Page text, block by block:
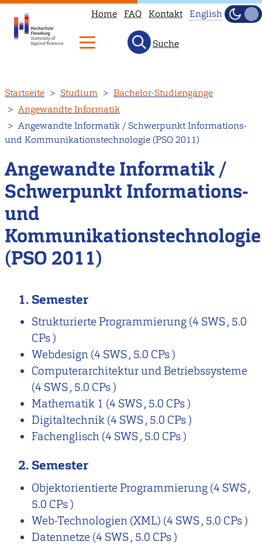
zum
Inhalt
Home FAQ Kontakt
not
in
Head
to
our
main
page
English
Hell
Suche
Startseite Studium
Bachelor-Studiengänge
Angewandte Informatik
Angewandte Informatik / Schwerpunkt Informations-
und Kommunikationstechnologie (PSO 2011)
Angewandte Informatik /
Schwerpunkt Informations-
und
Kommunikationstechnologie
(PSO 2011)
1. Semester
Strukturierte Programmierung (4 SWS , 5.0
CPs )
Webdesign (4 SWS , 5.0 CPs )
Computerarchitektur und Betriebssysteme
(4 SWS , 5.0 CPs )
Mathematik 1 (4 SWS , 5.0 CPs )
Digitaltechnik (4 SWS , 5.0 CPs )
Fachenglisch (4 SWS , 5.0 CPs )
2. Semester
Objektorientierte Programmierung (4 SWS ,
5.0 CPs )
Web-Technologien (XML) (4 SWS , 5.0 CPs )
Datennetze (4 SWS , 5.0 CPs )